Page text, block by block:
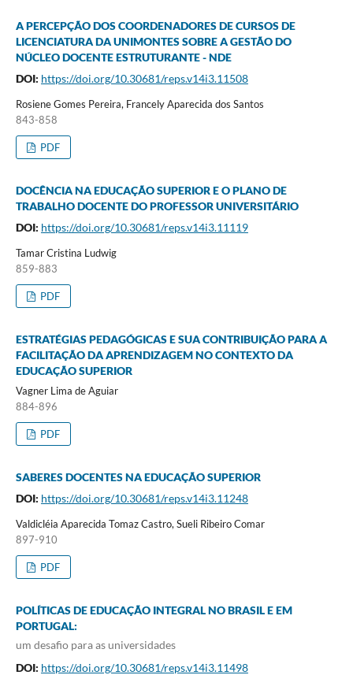
A PERCEPÇÃO DOS COORDENADORES DE CURSOS DE
LICENCIATURA DA UNIMONTES SOBRE A GESTÃO DO
NÚCLEO DOCENTE ESTRUTURANTE - NDE
DOI: https://doi.org/10.30681/reps.v14i3.11508
Rosiene Gomes Pereira, Francely Aparecida dos Santos
843-858
PDF
DOCÊNCIA NA EDUCAÇÃO SUPERIOR E O PLANO DE
TRABALHO DOCENTE DO PROFESSOR UNIVERSITÁRIO
DOI: https://doi.org/10.30681/reps.v14i3.11119
Tamar Cristina Ludwig
859-883
PDF
ESTRATÉGIAS PEDAGÓGICAS E SUA CONTRIBUIÇÃO PARA A
FACILITAÇÃO DA APRENDIZAGEM NO CONTEXTO DA
EDUCAÇÃO SUPERIOR
Vagner Lima de Aguiar
884-896
PDF
SABERES DOCENTES NA EDUCAÇÃO SUPERIOR
DOI: https://doi.org/10.30681/reps.v14i3.11248
Valdicléia Aparecida Tomaz Castro, Sueli Ribeiro Comar
897-910
PDF
POLÍTICAS DE EDUCAÇÃO INTEGRAL NO BRASIL E EM
PORTUGAL:
um desafio para as universidades
DOI: https://doi.org/10.30681/reps.v14i3.11498